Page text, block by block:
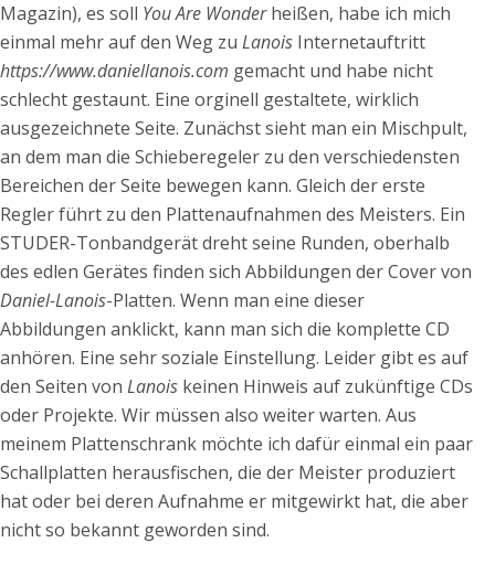
Magazin), es soll You Are Wonderheißen, habe ich mich
einmal mehr auf den Weg zu Lanois Internetauftritt
https://www.daniellanois.com gemacht und habe nicht
schlecht gestaunt. Eine orginell gestaltete, wirklich
ausgezeichnete Seite. Zunächst sieht man ein Mischpult,
an dem man die Schieberegeler zu den verschiedensten
Bereichen der Seite bewegen kann. Gleich der erste
Regler führt zu den Plattenaufnahmen des Meisters. Ein
STUDER-Tonbandgerät dreht seine Runden, oberhalb
des edlen Gerätes finden sich Abbildungen der Cover von
Daniel-Lanois-Platten. Wenn man eine dieser
Abbildungen anklickt, kann man sich die komplette CD
anhören. Eine sehr soziale Einstellung. Leider gibt es auf
den Seiten von Lanois keinen Hinweis auf zukünftige CDs
oder Projekte. Wir müssen also weiter warten. Aus
meinem Plattenschrank möchte ich dafür einmal ein paar
Schallplatten herausfischen, die der Meister produziert
hat oder bei deren Aufnahme er mitgewirkt hat, die aber
nicht so bekannt geworden sind.